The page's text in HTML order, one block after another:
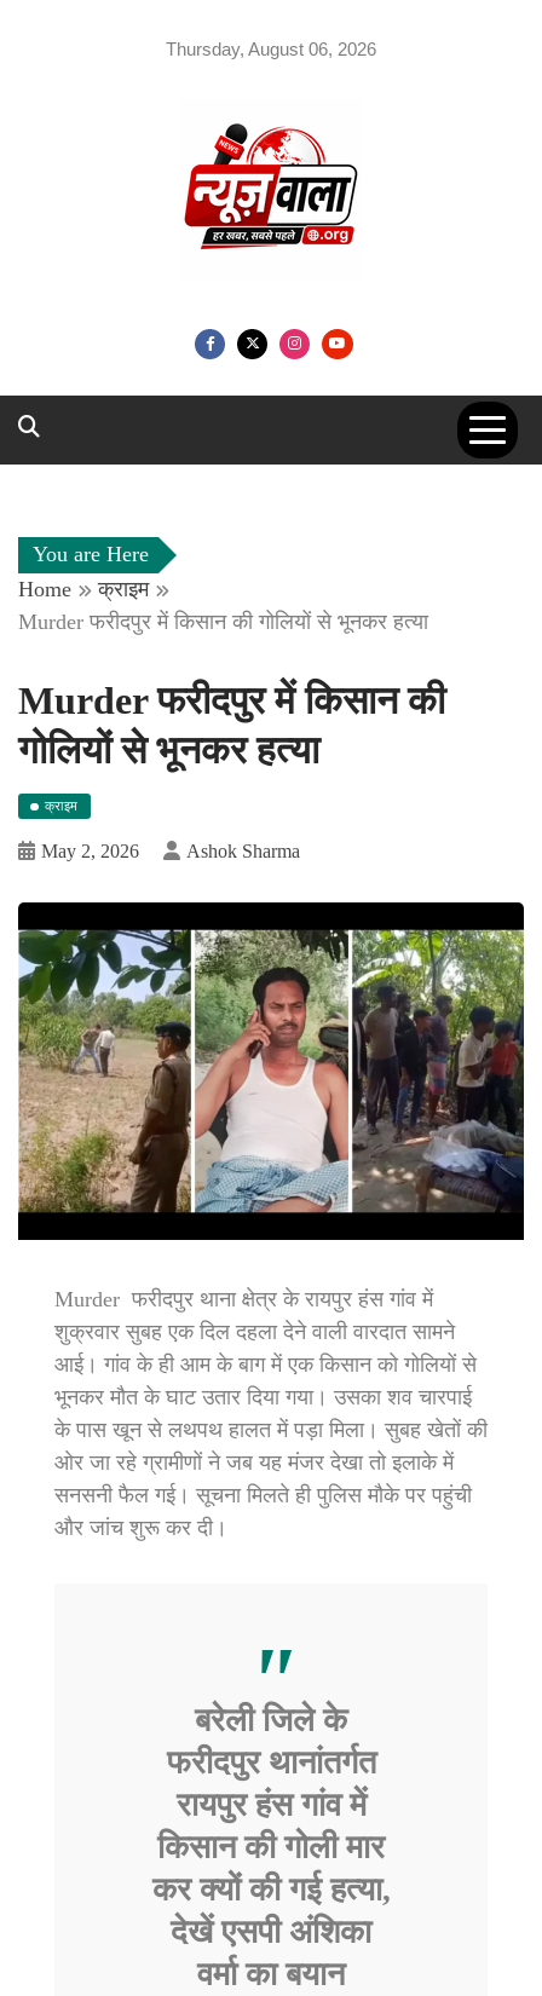
Thursday, August 06, 2026
You are Here
Home
क्राइम
Murder फरीदपुर में किसान की गोलियों से भूनकर हत्या
Murder फरीदपुर में किसान की
गोलियों से भूनकर हत्या
क्राइम
May 2, 2026 Ashok Sharma
Murder फरीदपुर थाना क्षेत्र के रायपुर हंस गांव में
शुक्रवार सुबह एक दिल दहला देने वाली वारदात सामने
आई। गांव के ही आम के बाग में एक किसान को गोलियों से
भूनकर मौत के घाट उतार दिया गया। उसका शव चारपाई
के पास खून से लथपथ हालत में पड़ा मिला। सुबह खेतों की
ओर जा रहे ग्रामीणों ने जब यह मंजर देखा तो इलाके में
सनसनी फैल गई। सूचना मिलते ही पुलिस मौके पर पहुंची
और जांच शुरू कर दी।
बरेली जिले के
फरीदपुर थानांतर्गत
रायपुर हंस गांव में
किसान की गोली मार
कर क्यों की गई हत्या,
देखें एसपी अंशिका
वर्मा का बयान